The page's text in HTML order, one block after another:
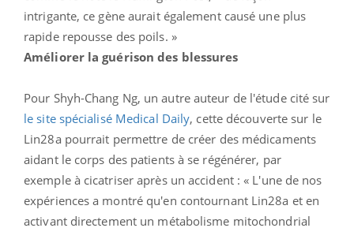
intrigante, ce gène aurait également causé une plus
rapide repousse des poils. »
Améliorer la guérison des blessures
Pour Shyh-Chang Ng, un autre auteur de l'étude cité sur
le site spécialisé Medical Daily, cette découverte sur le
Lin28a pourrait permettre de créer des médicaments
aidant le corps des patients à se régénérer, par
exemple à cicatriser après un accident : « L'une de nos
expériences a montré qu'en contournant Lin28a et en
activant directement un métabolisme mitochondrial